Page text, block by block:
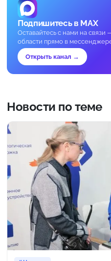
Подпишитесь в MAX
Оставайтесь с нами на
области прямо в
Открыть канал →
Новости по теме